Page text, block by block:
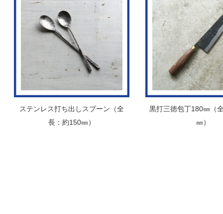
ステンレス打ち出しスプーン（全
長：約150㎜）
黒打三徳包丁180㎜（
㎜）